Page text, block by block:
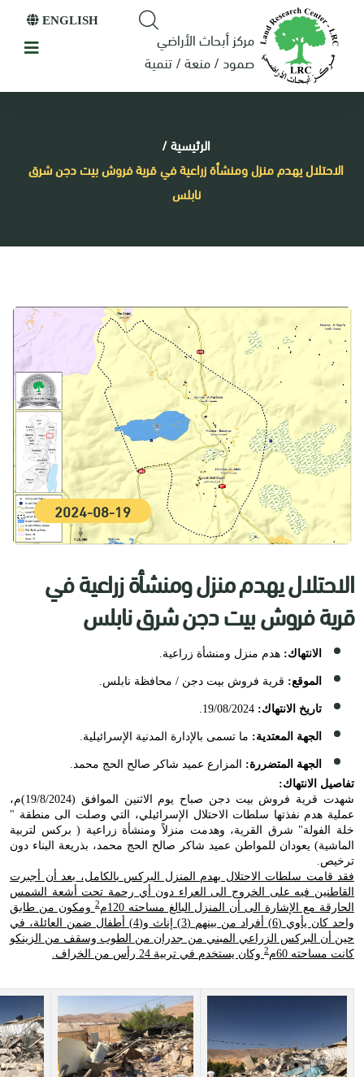
مركز أبحاث الأراضي
صمود / منعة / تنمية
ENGLISH
الرئيسية/
الاحتلال يهدم منزل ومنشأة زراعية في قرية فروش بيت دجن شرق
نابلس
2024-08-19
الاحتلال يهدم منزل ومنشأة زراعية في
قرية فروش بيت دجن شرق نابلس
الانتهاك: هدم منزل ومنشأة زراعية.
الموقع: قرية فروش بيت دجن / محافظة نابلس.
تاريخ الانتهاك: 19/08/2024.
الجهة المعتدية: ما تسمى بالإدارة المدنية الإسرائيلية.
الجهة المتضررة:
المزارع عميد شاكر صالح الحج محمد.
تفاصيل الانتهاك:
شهدت قرية فروش بيت دجن صباح يوم الاثنين الموافق (19/8/2024)م،
عملية هدم نفذتها سلطات الاحتلال الإسرائيلي، التي وصلت الى منطقة "
خلة الفولة" شرق القرية، وهدمت منزلاً ومنشأة زراعية ( بركس لتربية
الماشية) يعودان للمواطن عميد شاكر صالح الحج محمد، بذريعة البناء دون
ترخيص.
فقد قامت سلطات الاحتلال بهدم المنزل البركس بالكامل، بعد أن أجبرت
القاطنين فيه على الخروج الى العراء دون أي رحمة تحت أشعة الشمس
الحارقة مع الإشارة الى أن المنزل البالغ مساحته 120م
2ومكون من طابق
واحد كان يأوي (6) أفراد من بينهم (3) إناث و(4) أطفال ضمن العائلة، في
حين أن البركس الزراعي المبني من جدران من الطوب وسقف من الزينكو
كانت مساحته 60م
2 وكان يستخدم في تربية 24 رأس من الخراف.